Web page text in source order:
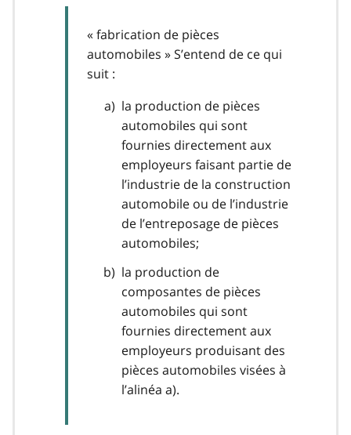
« fabrication de pièces
automobiles » S’entend de ce qui
suit :
la production de pièces
automobiles qui sont
fournies directement aux
employeurs faisant partie de
l’industrie de la construction
automobile ou de l’industrie
de l’entreposage de pièces
automobiles;
la production de
composantes de pièces
automobiles qui sont
fournies directement aux
employeurs produisant des
pièces automobiles visées à
l’alinéa a).